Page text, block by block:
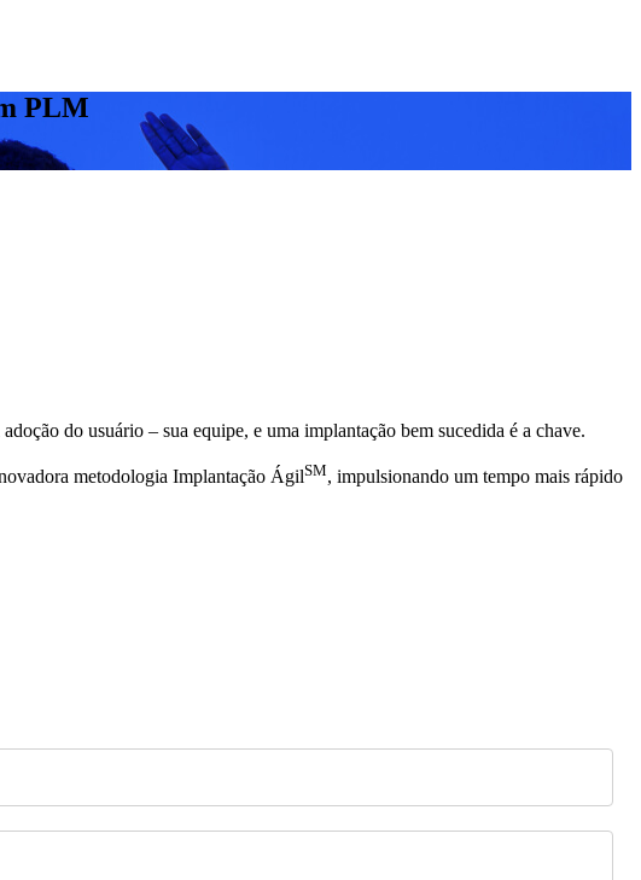
PLM
do usuário – sua equipe, e uma implantação bem sucedida é a chave.
metodologia Implantação ÁgilSM, impulsionando um tempo mais rápido